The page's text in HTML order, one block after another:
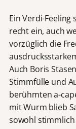
Ein Verdi-
recht ein, auch
vorzüglich die
Auch Boris
Stimmfülle und
berühmten a-
mit Wurm blieb
sowohl